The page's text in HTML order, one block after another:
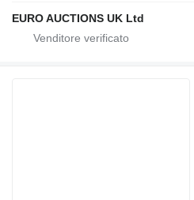
EURO AUCTIONS UK Ltd